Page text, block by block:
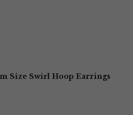
Size Swirl Hoop Earrings